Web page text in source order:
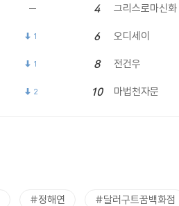
4 그리스로마신화
1 6 오디세이
1 8 전건우
2 10 마법천자문
#정해연 #달러구트꿈백화점